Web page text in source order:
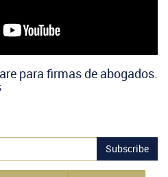
para firmas de abogados.
Subscribe